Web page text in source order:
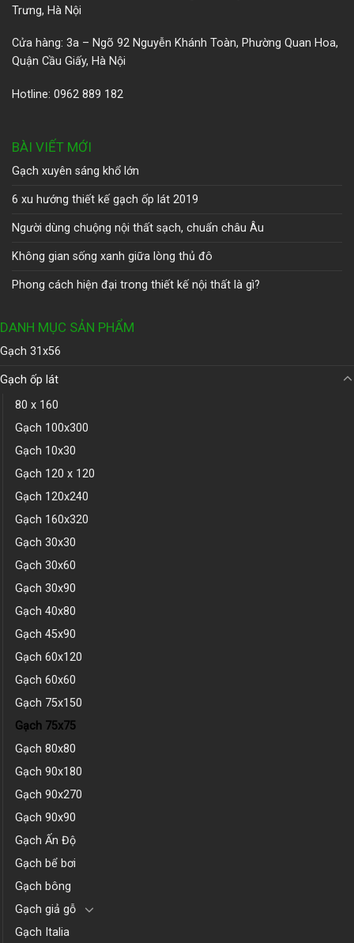
Trưng, Hà Nội
Cửa hàng: 3a – Ngõ 92 Nguyễn Khánh Toàn, Phường Quan Hoa,
Quận Cầu Giấy, Hà Nội
Hotline: 0962 889 182
BÀI VIẾT MỚI
Gạch xuyên sáng khổ lớn
6 xu hướng thiết kế gạch ốp lát 2019
Người dùng chuộng nội thất sạch, chuẩn châu Âu
Không gian sống xanh giữa lòng thủ đô
Phong cách hiện đại trong thiết kế nội thất là gì?
DANH MỤC SẢN PHẨM
Gạch 31x56
Gạch ốp lát
80 x 160
Gạch 100x300
Gạch 10x30
Gạch 120 x 120
Gạch 120x240
Gạch 160x320
Gạch 30x30
Gạch 30x60
Gạch 30x90
Gạch 40x80
Gạch 45x90
Gạch 60x120
Gạch 60x60
Gạch 75x150
Gạch 75x75
Gạch 80x80
Gạch 90x180
Gạch 90x270
Gạch 90x90
Gạch Ấn Độ
Gạch bể bơi
Gạch bông
Gạch giả gỗ
Gạch Italia